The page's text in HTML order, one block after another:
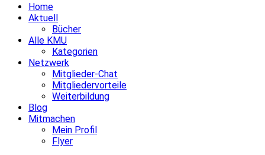
Home
Aktuell
Bücher
Alle KMU
Kategorien
Netzwerk
Mitglieder-Chat
Mitgliedervorteile
Weiterbildung
Blog
Mitmachen
Mein Profil
Flyer